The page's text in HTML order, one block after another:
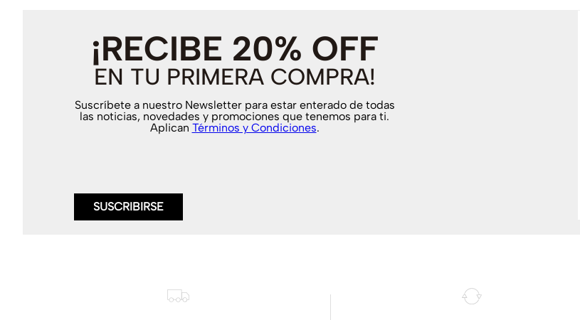
¡RECIBE 20% OFF
EN TU PRIMERA COMPRA!
Suscríbete a nuestro Newsletter para estar enterado de todas
las noticias, novedades y promociones que tenemos para ti.
Aplican Términos y Condiciones.
SUSCRIBIRSE